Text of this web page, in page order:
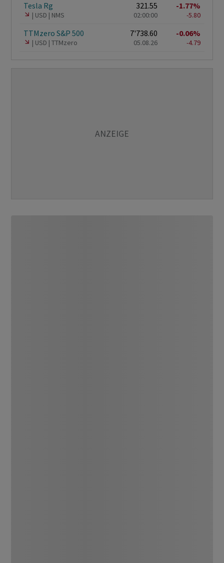
Tesla Rg
USD NMS
321.55
02:00:00
-1.77%
-5.80
TTMzero S&P 500
USD TTMzero
7'738.60
05.08.26
-0.06%
-4.79